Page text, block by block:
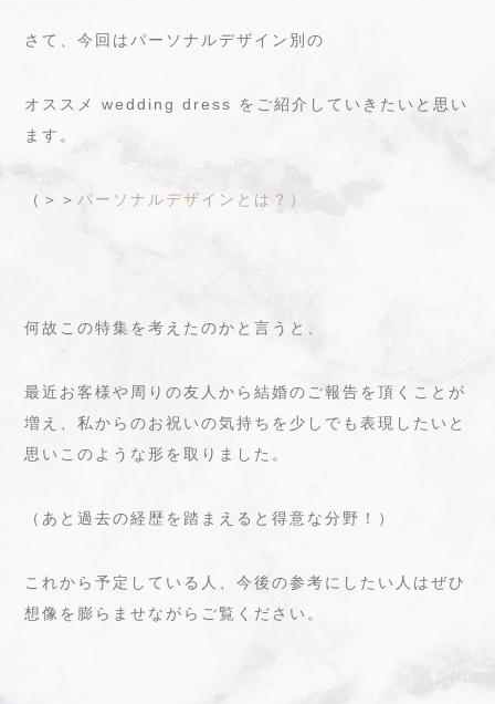
さて、今回はパーソナルデザイン別の
オススメ wedding dress をご紹介していきたいと思い
ます。
（＞＞ パーソナルデザインとは？）
何故この特集を考えたのかと言うと、
最近お客様や周りの友人から結婚のご報告を頂くことが
増え、私からのお祝いの気持ちを少しでも表現したいと
思いこのような形を取りました。
（あと過去の経歴を踏まえると得意な分野！）
これから予定している人、今後の参考にしたい人はぜひ
想像を膨らませながらご覧ください。